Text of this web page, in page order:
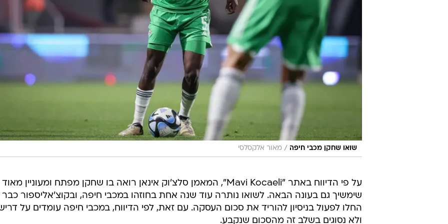
שואו שחקן מכבי חיפה / מאור אלקסלסי
על פי הדיווח באתר "Mavi Kocaeli", המאמן סלצ'וק אינאן רואה בו שחקן מפתח ומעוניין מאוד
שימשיך גם בעונה הבאה. לשואו נותרה עוד שנה אחת בחוזהו במכבי חיפה, ובקוצ'אליספור כבר
החלו לפעול בניסיון להוריד את סכום העסקה. עם זאת, לפי הדיווח, במכבי חיפה עומדים על
ולא נסוגים בשלב זה מהסכום שנקבע.